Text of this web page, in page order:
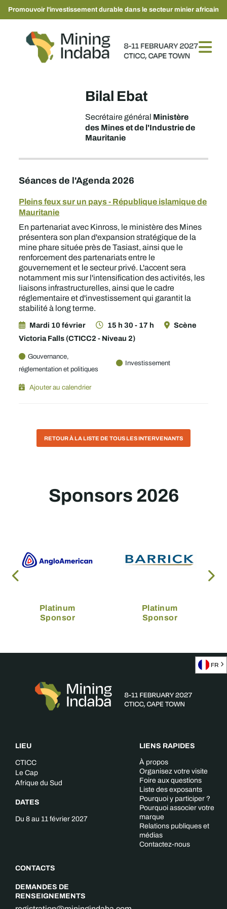
Promouvoir l'investissement durable dans le secteur minier africain
Bilal Ebat
Secrétaire général Ministère
des Mines et de l'Industrie de
Mauritanie
Séances de l'Agenda 2026
Pleins feux sur un pays - République islamique de
Mauritanie
En partenariat avec Kinross, le ministère des Mines
présentera son plan d'expansion stratégique de la
mine phare située près de Tasiast, ainsi que le
renforcement des partenariats entre le
gouvernement et le secteur privé. L'accent sera
notamment mis sur l'intensification des activités, les
liaisons infrastructurelles, ainsi que le cadre
réglementaire et d'investissement qui garantit la
stabilité à long terme.
Mardi 10 février 15 h 30 - 17 h
Scène
Victoria Falls (CTICC2 - Niveau 2)
Gouvernance,
réglementation et politiques
Investissement
Ajouter au calendrier
RETOUR À LA LISTE DE TOUS LES INTERVENANTS
Sponsors 2026
Platinum
Sponsor
Platinum
Sponsor
LIEU
CTICC
Le Cap
Afrique du Sud
DATES
Du 8 au 11 février 2027
CONTACTS
DEMANDES DE
RENSEIGNEMENTS
LIENS RAPIDES
À propos
Organisez votre visite
Foire aux questions
Liste des exposants
Pourquoi y participer ?
Pourquoi associer votre
marque
Relations publiques et
médias
Contactez-nous
FR